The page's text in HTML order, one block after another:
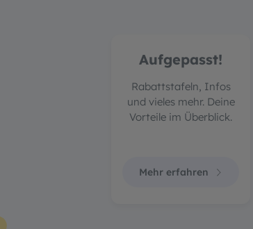
Aufgepasst!
Rabattstafeln, Infos
und vieles mehr. Deine
Vorteile im Überblick.
Mehr erfahren